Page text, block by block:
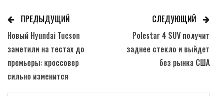
ПРЕДЫДУЩИЙ
Новый Hyundai Tucson
заметили на тестах до
премьеры: кроссовер
сильно изменится
СЛЕДУЮЩИЙ
Polestar 4 SUV получит
заднее стекло и выйдет
без рынка США